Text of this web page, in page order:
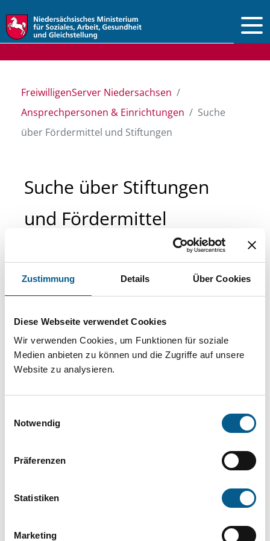
Zustimmung Details Über Cookies
Diese Webseite verwendet Cookies
Wir verwenden Cookies, um Funktionen für soziale
Medien anbieten zu können und die Zugriffe auf unsere
Website zu analysieren.
Notwendig
Präferenzen
Statistiken
Marketing
FreiwilligenServer Niedersachsen
Ansprechpersonen & Einrichtungen
Suche
über Fördermittel und Stiftungen
Suche über Stiftungen
und Fördermittel
Sie suchen finanzielle Unterstützung für ein
Projekt oder ein Vorhaben? Hier können Sie
direkt über unsere Fördermitteldatenbank und
Stiftungsdatenbank recherchieren. Bei der
Suche bitte die Groß- und Kleinschreibung
beachten.
Bitte Suchbegriff eingeben. Ergebnisse
können durch die Wahl von Bereichen oder
Suchen